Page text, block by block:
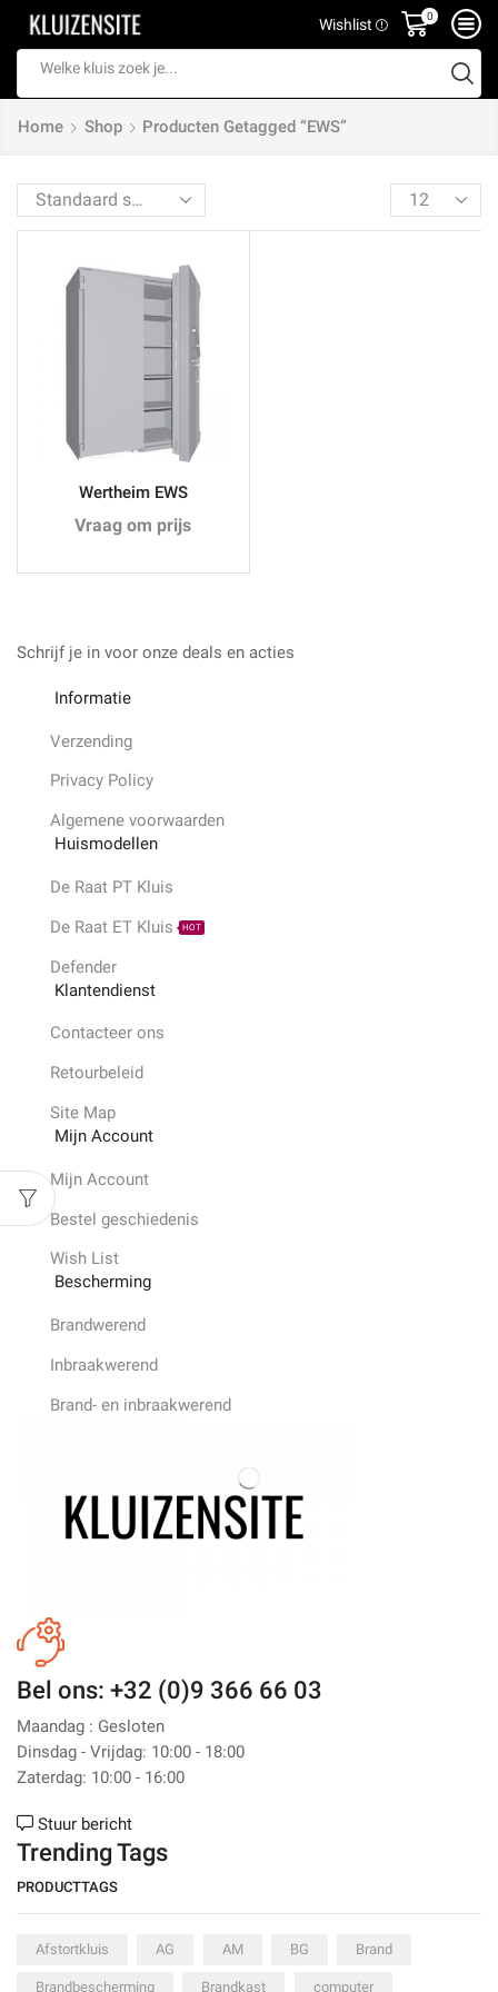
Wishlist 0
input
Home Shop Producten Getagged “EWS”
Products
per
Wertheim EWS
Vraag om prijs
Schrijf je in voor onze deals en acties
Informatie
Verzending
Privacy Policy
Algemene voorwaarden
Huismodellen
De Raat PT Kluis
De Raat ET Kluis
HOT
Defender
Klantendienst
Contacteer ons
Retourbeleid
Site Map
Mijn Account
Mijn Account
Bestel geschiedenis
Wish List
Bescherming
Brandwerend
Inbraakwerend
Brand- en inbraakwerend
Bel ons: +32 (0)9 366 66 03
Maandag : Gesloten
Dinsdag - Vrijdag: 10:00 - 18:00
Zaterdag: 10:00 - 16:00
Stuur bericht
Trending Tags
PRODUCTTAGS
Afstortkluis AG AM BG Brand
Brandbescherming Brandkast computer